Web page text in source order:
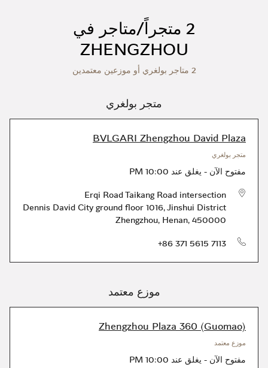
2 متجراً/متاجر في
ZHENGZHOU
2 متاجر بولغري أو موزعين معتمدين
متجر بولغري
BVLGARI Zhengzhou David Plaza
متجر بولغري
مفتوح الآن - يغلق عند 10:00 PM
Erqi Road Taikang Road intersection
Dennis David City ground floor 1016,Jinshui District
Zhengzhou, Henan, 450000
+86 371 5615 7113
موزع معتمد
Zhengzhou Plaza 360 (Guomao)
موزع معتمد
مفتوح الآن - يغلق عند 10:00 PM